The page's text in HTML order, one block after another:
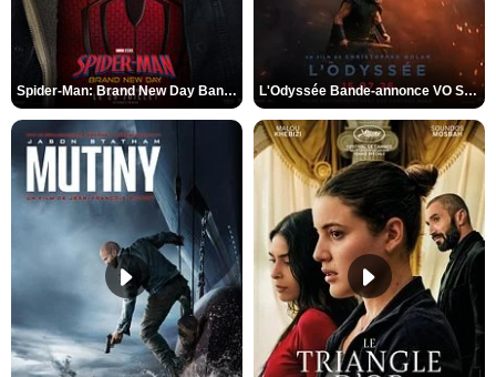
Spider-Man: Brand New Day Bande-annonce VO STFR L'Odyssée Bande-annonce VO STFR